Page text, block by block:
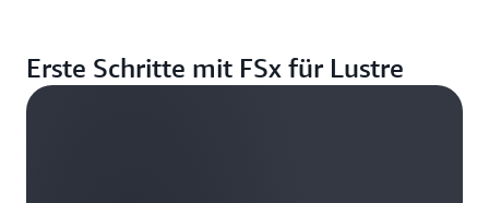
Erste Schritte mit FSx für Lustre